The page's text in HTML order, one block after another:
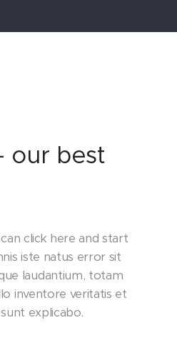
our best
click here and start
iste natus error sit
laudantium, totam
inventore veritatis et
explicabo.